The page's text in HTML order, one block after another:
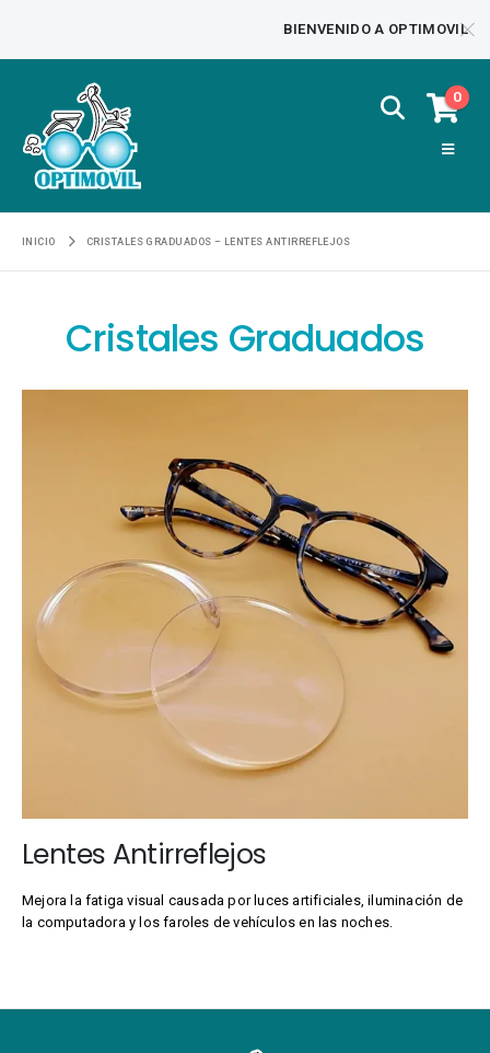
BIENVENIDO A OPTIMOVIL
0
INICIO CRISTALES GRADUADOS – LENTES ANTIRREFLEJOS
Cristales Graduados
Lentes Antirreflejos
Mejora la fatiga visual causada por luces artificiales, iluminación de
la computadora y los faroles de vehículos en las noches.